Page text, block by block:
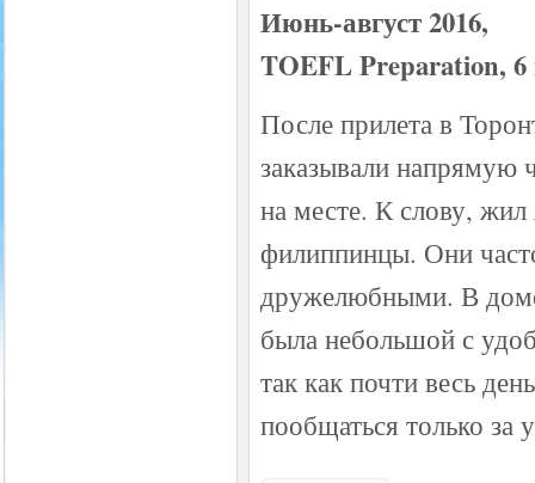
Июнь-август 2016,
TOEFL Preparation, 6
После прилета в
заказывали
на месте. К слову, жил
филиппинцы. Они
дружелюбными. В
была небольшой с
так как почти весь
пообщаться только за